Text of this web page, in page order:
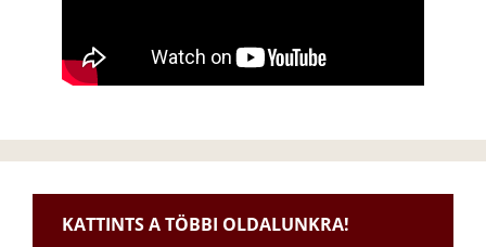
KATTINTS A TÖBBI OLDALUNKRA!